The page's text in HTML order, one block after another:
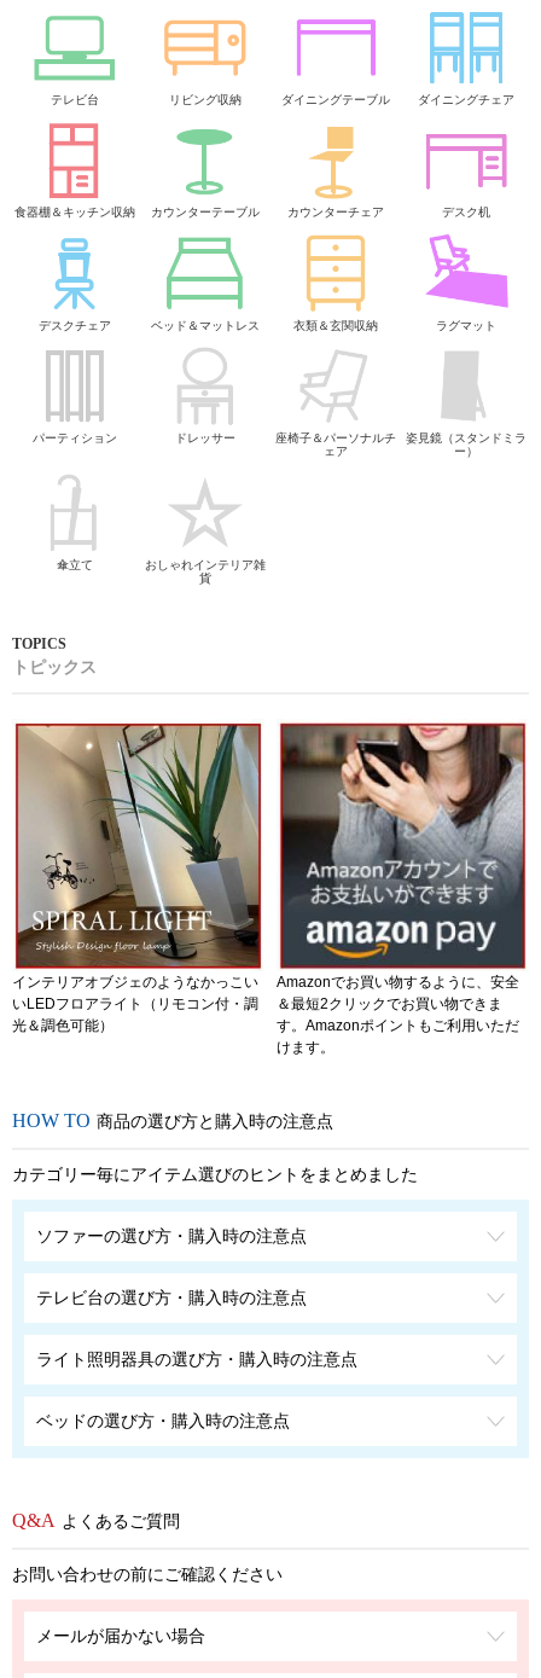
テレビ台 リビング収納 ダイニングテーブル ダイニングチェア
食器棚＆キッチン収納 カウンターテーブル カウンターチェア デスク机
デスクチェア ベッド＆マットレス 衣類＆玄関収納 ラグマット
パーティション ドレッサー
座椅子＆パーソナルチ
ェア
姿見鏡（スタンドミラ
ー）
傘立て
おしゃれインテリア雑
貨
トピックス
インテリアオブジェのようなかっこい
いLEDフロアライト（リモコン付・調
光＆調色可能）
Amazonでお買い物するように、安全
＆最短2クリックでお買い物できま
す。Amazonポイントもご利用いただ
けます。
商品の選び方と購入時の注意点
カテゴリー毎にアイテム選びのヒントをまとめました
ソファーの選び方・購入時の注意点
テレビ台の選び方・購入時の注意点
ライト照明器具の選び方・購入時の注意点
ベッドの選び方・購入時の注意点
よくあるご質問
お問い合わせの前にご確認ください
メールが届かない場合